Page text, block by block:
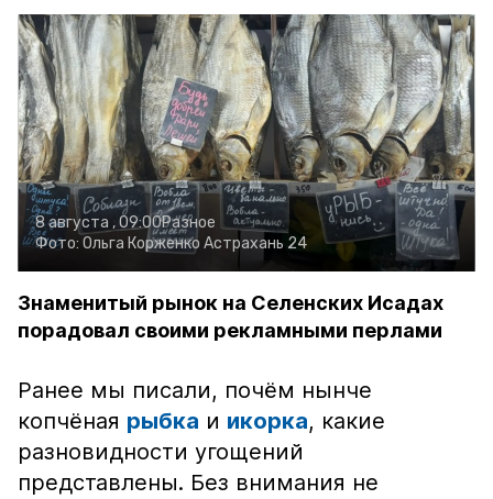
8 августа , 09:00Разное
Фото: Ольга Корженко Астрахань 24
Знаменитый рынок на Селенских Исадах
порадовал своими рекламными перлами
Ранее мы писали, почём нынче
копчёная рыбка и икорка, какие
разновидности угощений
представлены. Без внимания не